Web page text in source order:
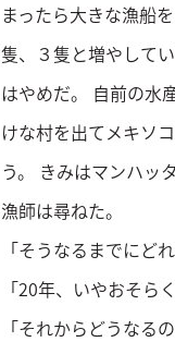
まったら大きな漁船
隻、３隻と増やして
はやめだ。 自前の水
けな村を出てメキソ
う。 きみはマンハッ
漁師は尋ねた。
「そうなるまでにど
「20年、いやおそら
「それからどうなるの